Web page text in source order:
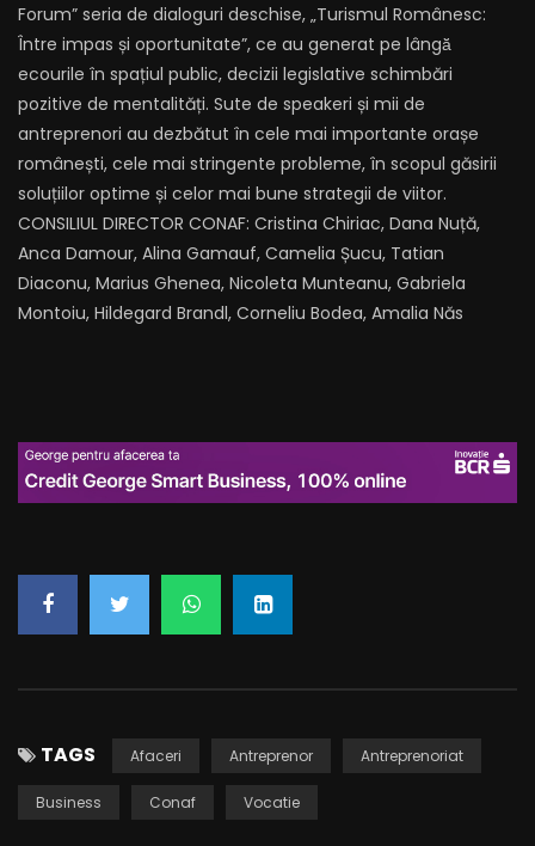
Forum” seria de dialoguri deschise, „Turismul Românesc:
Între impas și oportunitate”, ce au generat pe lângă̆
ecourile în spațiul public, decizii legislative schimbări
pozitive de mentalități. Sute de speakeri și mii de
antreprenori au dezbătut în cele mai importante orașe
românești, cele mai stringente probleme, în scopul găsirii
soluțiilor optime și celor mai bune strategii de viitor.
CONSILIUL DIRECTOR CONAF: Cristina Chiriac, Dana Nuță,
Anca Damour, Alina Gamauf, Camelia Șucu, Tatian
Diaconu, Marius Ghenea, Nicoleta Munteanu, Gabriela
Montoiu, Hildegard Brandl, Corneliu Bodea, Amalia Năs
TAGS Afaceri Antreprenor Antreprenoriat
Business Conaf Vocatie